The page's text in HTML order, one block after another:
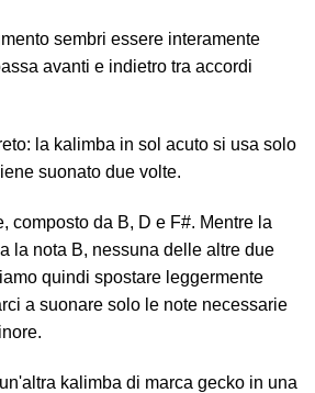
sembri essere interamente
avanti e indietro tra accordi
la kalimba in sol acuto si usa solo
suonato due volte.
composto da B, D e F#. Mentre la
la nota B, nessuna delle altre due
quindi spostare leggermente
a suonare solo le note necessarie
kalimba di marca gecko in una